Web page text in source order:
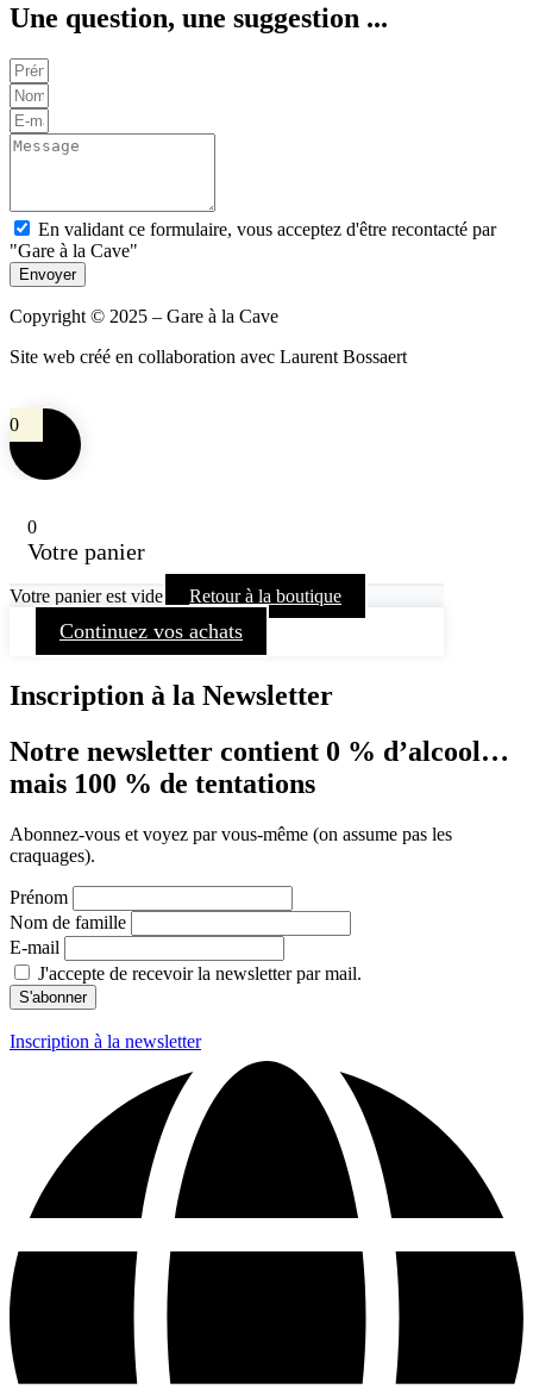
Une question, une suggestion ...
En validant ce formulaire, vous acceptez d'être recontacté par
"Gare à la Cave"
Envoyer
Copyright © 2025 – Gare à la Cave
Site web créé en collaboration avec Laurent Bossaert
0
0
Votre panier
Votre panier est vide Retour à la boutique
Continuez vos achats
Inscription à la Newsletter
Notre newsletter contient 0 % d’alcool…
mais 100 % de tentations
Abonnez-vous et voyez par vous-même (on assume pas les
craquages).
Prénom
Nom de famille
E-mail
J'accepte de recevoir la newsletter par mail.
Inscription à la newsletter